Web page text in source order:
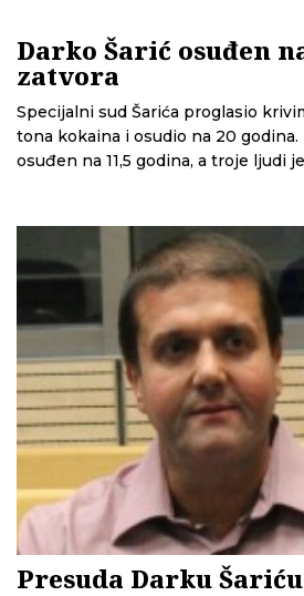
Darko Šarić osuđen
zatvora
Specijalni sud Šarića proglasio
tona kokaina i osudio na 20
osuđen na 11,5 godina, a troje ljudi
Presuda Darku